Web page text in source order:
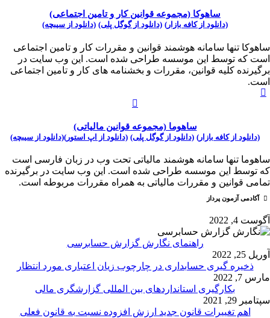
ساهوکا (مجموعه قوانین کار و تامین اجتماعی)
(دانلود از کافه بازار) (دانلود از گوگل پلی) (دانلود از سیبچه)
ساهوکا تنها سامانه هوشمند قوانین و مقررات کار و تامین اجتماعی
است که توسط این موسسه طراحی شده است. این وب سایت در
برگیرنده کلیه قوانین، مقررات و بخشنامه های کار و تامین اجتماعی
است.
ساهوما (مجموعه قوانین مالیاتی)
(دانلود از کافه بازار) (دانلود از گوگل پلی) (دانلود از اپ استور)(دانلود از سیبچه)
ساهوما تنها سامانه هوشمند مالیاتی تحت وب در زبان فارسی است
که توسط این موسسه طراحی شده است. این وب سایت در برگیرنده
تمامی قوانین و مقررات مالیاتی به همراه مقررات مربوطه است.
آکادمی آزمون پرداز
آگوست 4, 2022
راهنمای نگارش گزارش حسابرسی
آوریل 25, 2022
ذخیره گیری حسابداری در چارچوب زیان اعتباری مورد انتظار
مارس 7, 2022
بکارگیری استانداردهای بین المللی گزارشگری مالی
سپتامبر 29, 2021
اهم تغییرات قانون جدید ارزش افزوده نسبت به قانون فعلی